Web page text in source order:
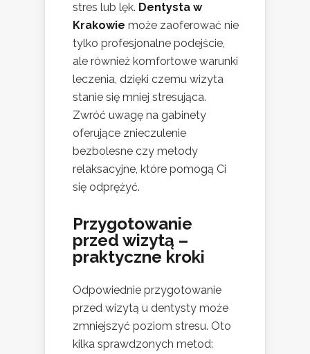
stres lub lęk. Dentysta w
Krakowie może zaoferować nie
tylko profesjonalne podejście,
ale również komfortowe warunki
leczenia, dzięki czemu wizyta
stanie się mniej stresująca.
Zwróć uwagę na gabinety
oferujące znieczulenie
bezbolesne czy metody
relaksacyjne, które pomogą Ci
się odprężyć.
Przygotowanie
przed wizytą –
praktyczne kroki
Odpowiednie przygotowanie
przed wizytą u dentysty może
zmniejszyć poziom stresu. Oto
kilka sprawdzonych metod: